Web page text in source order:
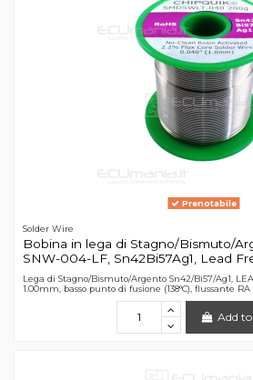
Prenotabile
Solder Wire
Bobina in lega di Stagno/Bismuto/
SNW-004-LF, Sn42Bi57Ag1, Lead
Lega di Stagno/Bismuto/Argento Sn42/Bi57/Ag1,
1.00mm, basso punto di fusione (138°C), flussante
Add